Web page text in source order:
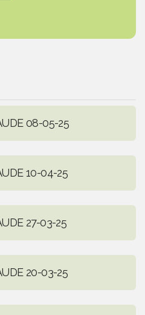
08-05-25
10-04-25
27-03-25
20-03-25